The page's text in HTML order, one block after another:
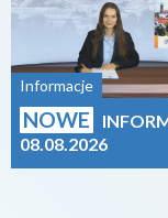
Informacje
NOWE
08.08.2026